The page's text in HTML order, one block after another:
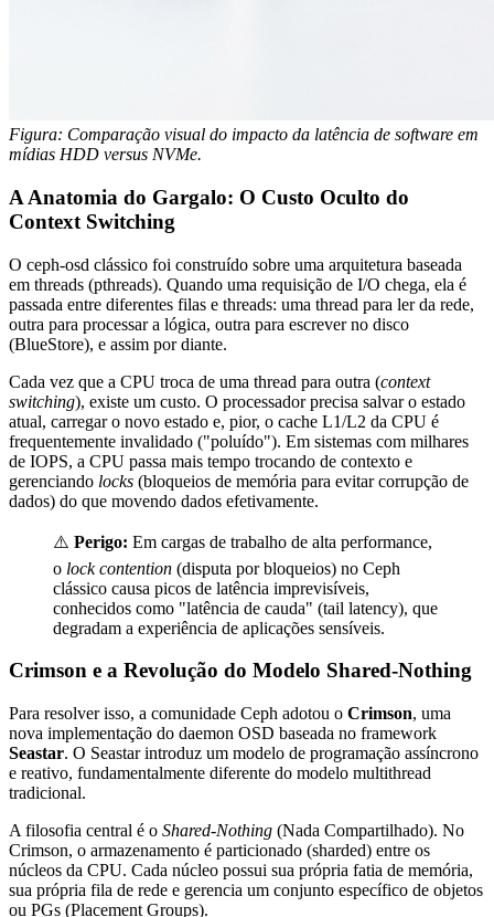
Figura: Comparação visual do impacto da latência de software em
mídias HDD versus NVMe.
A Anatomia do Gargalo: O Custo Oculto do
Context Switching
O ceph-osd clássico foi construído sobre uma arquitetura baseada
em threads (pthreads). Quando uma requisição de I/O chega, ela é
passada entre diferentes filas e threads: uma thread para ler da rede,
outra para processar a lógica, outra para escrever no disco
(BlueStore), e assim por diante.
Cada vez que a CPU troca de uma thread para outra (context
switching), existe um custo. O processador precisa salvar o estado
atual, carregar o novo estado e, pior, o cache L1/L2 da CPU é
frequentemente invalidado ("poluído"). Em sistemas com milhares
de IOPS, a CPU passa mais tempo trocando de contexto e
gerenciando locks (bloqueios de memória para evitar corrupção de
dados) do que movendo dados efetivamente.
⚠️ Perigo: Em cargas de trabalho de alta performance,
o lock contention (disputa por bloqueios) no Ceph
clássico causa picos de latência imprevisíveis,
conhecidos como "latência de cauda" (tail latency), que
degradam a experiência de aplicações sensíveis.
Crimson e a Revolução do Modelo Shared-Nothing
Para resolver isso, a comunidade Ceph adotou o Crimson, uma
nova implementação do daemon OSD baseada no framework
Seastar. O Seastar introduz um modelo de programação assíncrono
e reativo, fundamentalmente diferente do modelo multithread
tradicional.
A filosofia central é o Shared-Nothing (Nada Compartilhado). No
Crimson, o armazenamento é particionado (sharded) entre os
núcleos da CPU. Cada núcleo possui sua própria fatia de memória,
sua própria fila de rede e gerencia um conjunto específico de objetos
ou PGs (Placement Groups).